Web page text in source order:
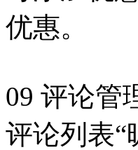
优惠。
09 评论管
评论列表“